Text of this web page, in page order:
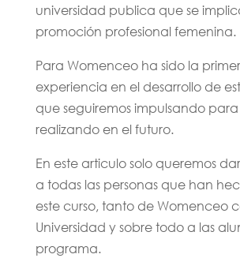
universidad publica que se
promoción profesional femenina.
Para Womenceo ha sido la
experiencia en el desarrollo de
que seguiremos impulsando
realizando en el futuro.
En este articulo solo queremos
a todas las personas que han
este curso, tanto de Womenceo
Universidad y sobre todo a las
programa.